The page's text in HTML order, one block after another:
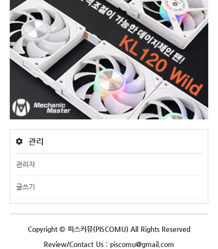
관리
관리자
글쓰기
Copyright © 피스커뮤(PISCOMU) All Rights Reserved
Review/Contact Us : piscomu@gmail.com